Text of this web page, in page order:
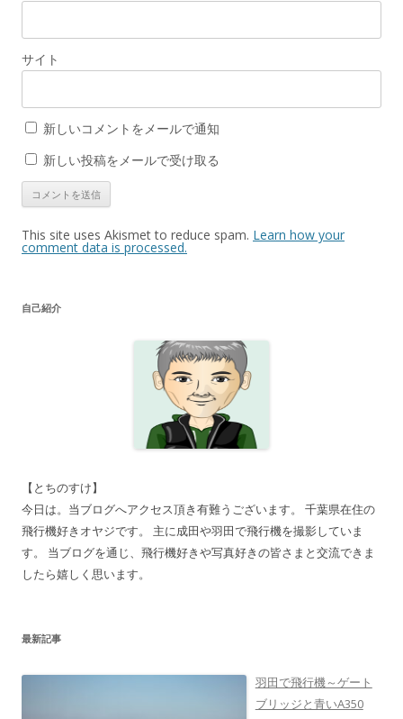
サイト
新しいコメントをメールで通知
新しい投稿をメールで受け取る
This site uses Akismet to reduce spam. Learn how your
comment data is processed.
自己紹介
【とちのすけ】
今日は。当ブログへアクセス頂き有難うございます。 千葉県在住の
飛行機好きオヤジです。 主に成田や羽田で飛行機を撮影していま
す。 当ブログを通じ、飛行機好きや写真好きの皆さまと交流できま
したら嬉しく思います。
最新記事
羽田で飛行機～ゲート
ブリッジと青いA350